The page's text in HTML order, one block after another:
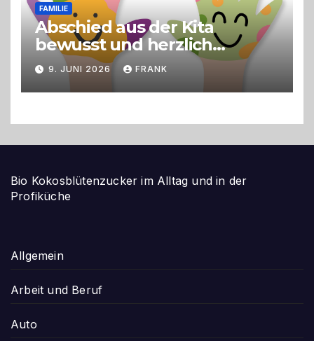
FAMILIE
Abschied aus der Kita
bewusst und herzlich
gestalten
9. JUNI 2026 FRANK
Bio Kokosblütenzucker im Alltag und in der
Profiküche
Allgemein
Arbeit und Beruf
Auto